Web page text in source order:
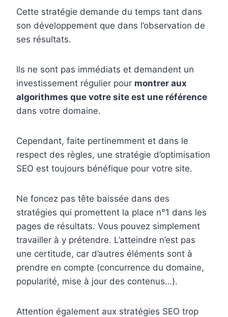
Cette stratégie demande du temps tant dans
son développement que dans l’observation de
ses résultats.
Ils ne sont pas immédiats et demandent un
investissement régulier pour montrer aux
algorithmes que votre site est une référence
dans votre domaine.
Cependant, faite pertinemment et dans le
respect des règles, une stratégie d’optimisation
SEO est toujours bénéfique pour votre site.
Ne foncez pas tête baissée dans des
stratégies qui promettent la place n°1 dans les
pages de résultats. Vous pouvez simplement
travailler à y prétendre. L’atteindre n’est pas
une certitude, car d’autres éléments sont à
prendre en compte (concurrence du domaine,
popularité, mise à jour des contenus…).
Attention également aux stratégies SEO trop